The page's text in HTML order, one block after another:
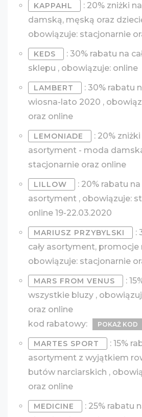
KAPPAHL
: 20% zniżki
damską, męską oraz
obowiązuje: stacjonarnie
KEDS
: 30% rabatu na
sklepu , obowiązuje: online
LAMBERT
: 30% rabatu
wiosna-lato 2020 ,
oraz online
LEMONIADE
: 20% zniżki
asortyment - moda
stacjonarnie oraz online
LILLOW
: 20% rabatu
asortyment , obowiązuje:
online 19-22.03.2020
MARIUSZ PRZYBYLSKI
:
cały asortyment, promocje
obowiązuje: stacjonarnie
MARS FROM VENUS
:
wszystkie bluzy ,
oraz online
kod rabatowy:
POKAŻ KOD
MARTES SPORT
: 15%
asortyment z wyjątkiem
butów narciarskich ,
oraz online
MEDICINE
: 25% rabatu